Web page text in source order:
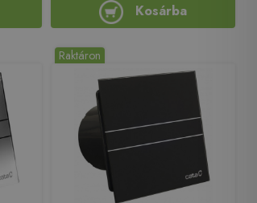
Kosárba
Raktáron